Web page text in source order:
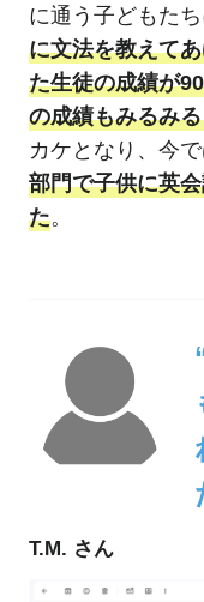
に通う子どもたち
に文法を教えて
た生徒の成績が
の成績もみるみ
カケとなり、今で
部門で子供に英
た。
T.M. さん